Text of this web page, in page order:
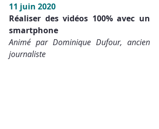
11 juin 2020
Réaliser des vidéos 100% avec un
smartphone
Animé par Dominique Dufour, ancien
journaliste